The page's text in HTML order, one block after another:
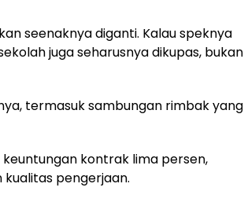
seenaknya diganti. Kalau speknya
juga seharusnya dikupas, bukan
termasuk sambungan rimbak yang
kontrak lima persen,
pengerjaan.